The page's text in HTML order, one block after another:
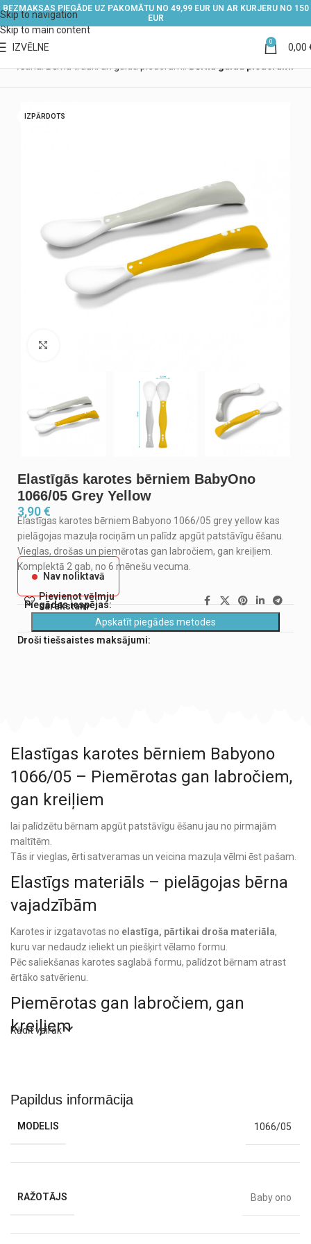
Skip to navigation
Skip to main content
BEZMAKSAS PIEGĀDE UZ PAKOMĀTU NO 49,99 EUR UN AR KURJERU NO 150
EUR
IZVĒLNE 0 0,00
IZPĀRDOTS
Elastīgās karotes bērniem BabyOno
1066/05 Grey Yellow
3,90€
Elastīgas karotes bērniem Babyono 1066/05 grey yellow kas
pielāgojas mazuļa rociņām un palīdz apgūt patstāvīgu ēšanu.
Vieglas, drošas un piemērotas gan labročiem, gan kreiļiem.
Komplektā 2 gab, no 6 mēnešu vecuma.
Nav noliktavā
Pievienot vēlmju
sarakstam
Piegādes iespējas:
Apskatīt piegādes metodes
Droši tiešsaistes maksājumi:
Elastīgas karotes bērniem Babyono
1066/05 – Piemērotas gan labročiem,
gan kreiļiem
lai palīdzētu bērnam apgūt patstāvīgu ēšanu jau no pirmajām
maltītēm.
Tās ir vieglas, ērti satveramas un veicina mazuļa vēlmi ēst pašam.
Elastīgs materiāls – pielāgojas bērna
vajadzībām
Karotes ir izgatavotas no elastīga, pārtikai droša materiāla,
kuru var nedaudz ieliekt un piešķirt vēlamo formu.
Pēc saliekšanas karotes saglabā formu, palīdzot bērnam atrast
ērtāko satvērienu.
Piemērotas gan labročiem, gan
kreiļiem
Veicina patstāvību un smalko
Rādīt vairāk
Papildus informācija
MODELIS 1066/05
RAŽOTĀJS Baby ono